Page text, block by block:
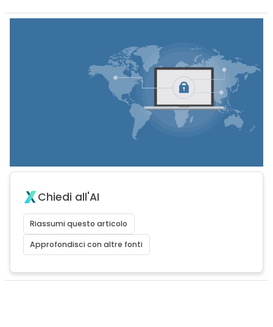
Chiedi all'AI
Riassumi questo articolo
Approfondisci con altre fonti